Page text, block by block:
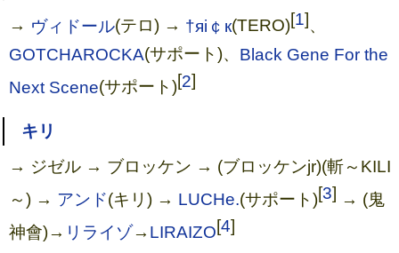
→ ヴィドール(テロ) → †яi￠к(TERO)[1]、
GOTCHAROCKA(サポート)、 Black Gene For the
Next Scene(サポート)[2]
キリ
→ ジゼル → ブロッケン → (ブロッケンjr)(斬～KILI
～) → アンド(キリ) → LUCHe.(サポート)[3] → (鬼
神會)→ リライゾ→ LIRAIZO[4]